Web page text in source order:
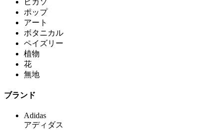
ポップ
アート
ボタニカル
ペイズリー
植物
花
無地
ブランド
Adidas
アディダス